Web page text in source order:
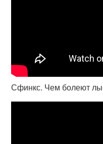
Сфинкс. Чем болеют